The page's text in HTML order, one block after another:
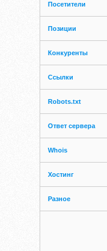
Посетители
Позиции
Конкуренты
Ссылки
Robots.txt
Ответ сервера
Whois
Хостинг
Разное